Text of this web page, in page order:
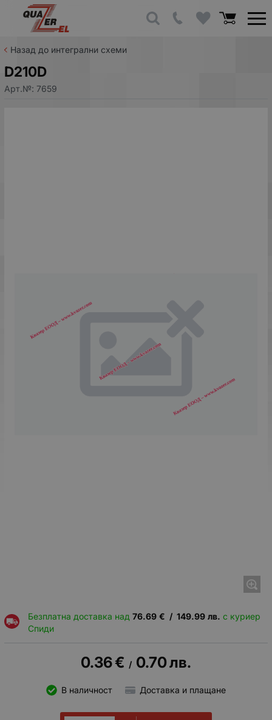
Назад до интегрални схеми
D210D
Арт.№: 7659
Безплатна доставка над 76.69 € / 149.99 лв. с куриер
Спиди
0.36€ / 0.70лв.
В наличност Доставка и плащане